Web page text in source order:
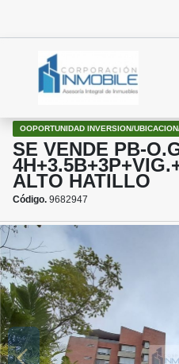
OOPORTUNIDAD INVERSION/
SE VENDE PB-
ALTO HATILLO
Código. 9682947